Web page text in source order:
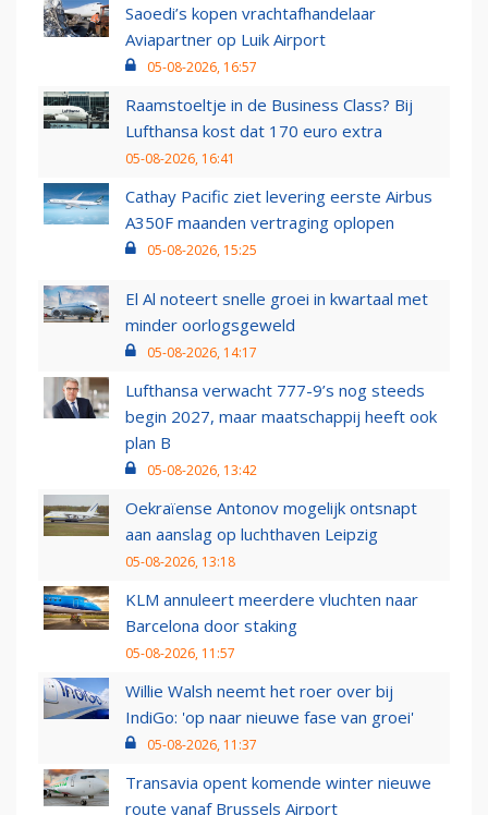
Saoedi’s kopen vrachtafhandelaar
Aviapartner op Luik Airport
05-08-2026, 16:57
Raamstoeltje in de Business Class? Bij
Lufthansa kost dat 170 euro extra
05-08-2026, 16:41
Cathay Pacific ziet levering eerste Airbus
A350F maanden vertraging oplopen
05-08-2026, 15:25
El Al noteert snelle groei in kwartaal met
minder oorlogsgeweld
05-08-2026, 14:17
Lufthansa verwacht 777-9’s nog steeds
begin 2027, maar maatschappij heeft ook
plan B
05-08-2026, 13:42
Oekraïense Antonov mogelijk ontsnapt
aan aanslag op luchthaven Leipzig
05-08-2026, 13:18
KLM annuleert meerdere vluchten naar
Barcelona door staking
05-08-2026, 11:57
Willie Walsh neemt het roer over bij
IndiGo: 'op naar nieuwe fase van groei'
05-08-2026, 11:37
Transavia opent komende winter nieuwe
route vanaf Brussels Airport